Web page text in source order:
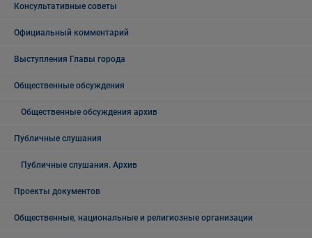
Консультативные советы
Официальный комментарий
Выступления Главы города
Общественные обсуждения
Общественные обсуждения архив
Публичные слушания
Публичные слушания. Архив
Проекты документов
Общественные, национальные и религиозные организации